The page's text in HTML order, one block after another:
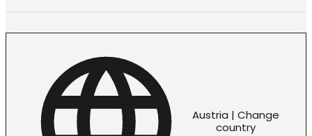
Austria | Change
country